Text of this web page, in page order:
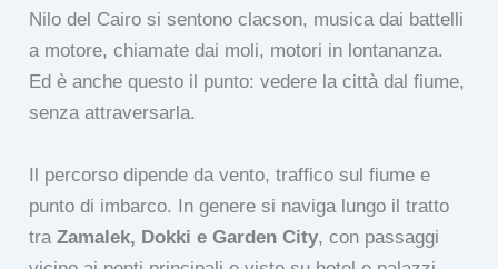
Nilo del Cairo si sentono clacson, musica dai battelli
a motore, chiamate dai moli, motori in lontananza.
Ed è anche questo il punto: vedere la città dal fiume,
senza attraversarla.
Il percorso dipende da vento, traffico sul fiume e
punto di imbarco. In genere si naviga lungo il tratto
traZamalek, Dokki e Garden City, con passaggi